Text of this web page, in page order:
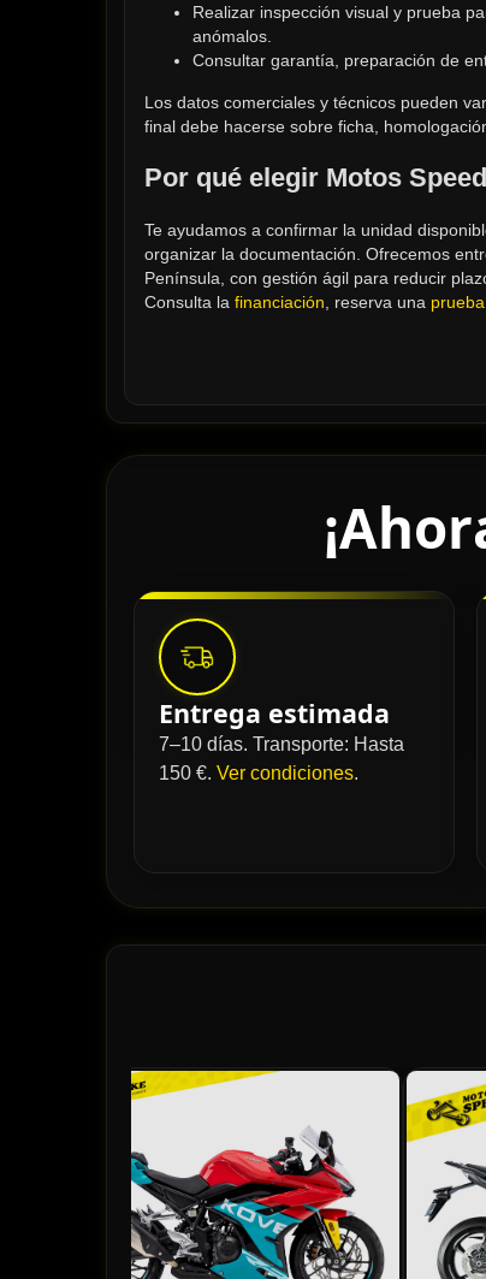
Realizar inspección visual y prueba
anómalos.
Consultar garantía, preparación de
Los datos comerciales y técnicos pueden
final debe hacerse sobre ficha,
Por qué elegir Motos
Te ayudamos a confirmar la unidad
organizar la documentación. Ofrecemos
Península, con gestión ágil para reducir
Consulta la financiación , reserva una prueba
Entrega estimada
7–10 días. Transporte: Hasta
150 €. Ver condiciones.